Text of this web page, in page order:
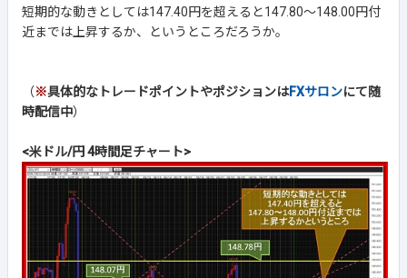
短期的な動きとしては147.40円を超えると147.80～148.00円付
近までは上昇するか、というところだろうか。
（※具体的なトレードポイントやポジションはFXサロンにて随
時配信中）
<米ドル/円 4時間足チャート>